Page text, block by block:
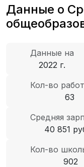
Данные о
Данные на
2022 г.
Кол-во
63
Средняя
40 851
Кол-во
902